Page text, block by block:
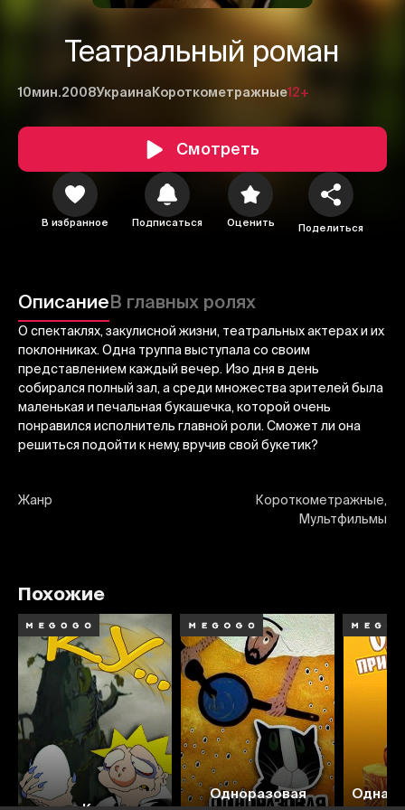
Театральный роман
10мин.2008Украина Короткометражные12+
Смотреть
В избранное Подписаться Оценить Поделиться
ОписаниеВ главных ролях
О спектаклях, закулисной жизни, театральных актерах и их
поклонниках. Одна труппа выступала со своим
представлением каждый вечер. Изо дня в день
собирался полный зал, а среди множества зрителей была
маленькая и печальная букашечка, которой очень
понравился исполнитель главной роли. Сможет ли она
решиться подойти к нему, вручив свой букетик?
Жанр
Короткометражные,
Мультфильмы
1 2 3
Похожие
Одноразовая